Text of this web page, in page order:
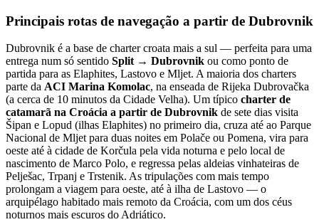
Principais rotas de navegação a partir de Dubrovnik
Dubrovnik é a base de charter croata mais a sul — perfeita para uma
entrega num só sentido Split → Dubrovnik ou como ponto de
partida para as Elaphites, Lastovo e Mljet. A maioria dos charters
parte da ACI Marina Komolac, na enseada de Rijeka Dubrovačka
(a cerca de 10 minutos da Cidade Velha). Um típico charter de
catamarã na Croácia a partir de Dubrovnik de sete dias visita
Šipan e Lopud (ilhas Elaphites) no primeiro dia, cruza até ao Parque
Nacional de Mljet para duas noites em Polače ou Pomena, vira para
oeste até à cidade de Korčula pela vida noturna e pelo local de
nascimento de Marco Polo, e regressa pelas aldeias vinhateiras de
Pelješac, Trpanj e Trstenik. As tripulações com mais tempo
prolongam a viagem para oeste, até à ilha de Lastovo — o
arquipélago habitado mais remoto da Croácia, com um dos céus
noturnos mais escuros do Adriático.